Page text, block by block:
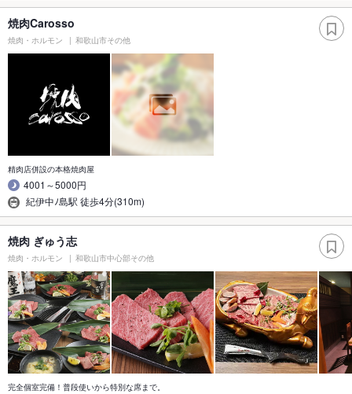
焼肉Carosso
焼肉・ホルモン 和歌山市その他
精肉店併設の本格焼肉屋
4001～5000円
紀伊中ﾉ島駅 徒歩4分(310m)
焼肉 ぎゅう志
焼肉・ホルモン 和歌山市中心部その他
完全個室完備！普段使いから特別な席まで。